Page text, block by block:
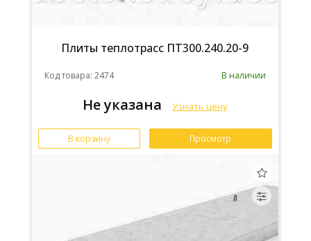
Плиты теплотрасс ПТ300.240.20-9
Код товара: 2474 В наличии
Не указана Узнать цену
В корзину Просмотр